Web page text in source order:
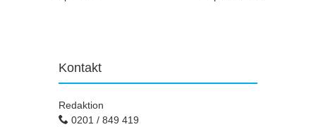
Kontakt
Redaktion
0201 / 849 419